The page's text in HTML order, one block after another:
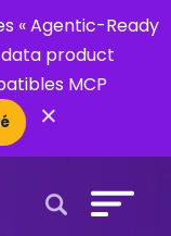
« Agentic-Ready
data product
MCP
×